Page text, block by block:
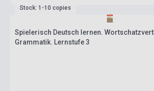
Stock: 1-10 copies
Spielerisch Deutsch lernen.
Grammatik. Lernstufe 3